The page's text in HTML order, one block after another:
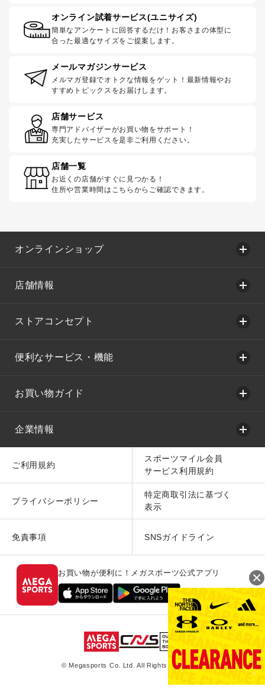
オンライン試着サービス(ユニサイズ)
簡単なアンケートに回答するだけ！お客さまの体型に
合った最適なサイズをご提案します。
メールマガジンサービス
メルマガ登録でオトクな情報をゲット！最新情報やお
すすめトピックスをお届けします。
店舗サービス
専門アドバイザーがお買い物をサポート！
充実したサービスを是非ご利用ください。
店舗一覧
お近くの店舗がすぐに見つかる！
住所や営業時間はこちらからご確認できます。
オンラインショップ
店舗情報
ストアコンセプト
便利なサービス・機能
お買い物ガイド
企業情報
ご利用規約
スポーツマイル会員
サービス利用規約
プライバシーポリシー
特定商取引法に基づく
表示
免責事項 SNSガイドライン
お買い物が便利に！メガスポーツ公式アプリ
© Megasports Co. Ltd. All Rights Reserved.